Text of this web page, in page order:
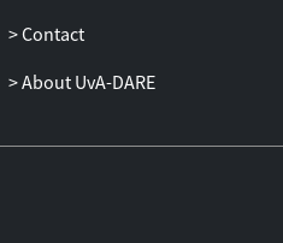
Contact
About UvA-DARE